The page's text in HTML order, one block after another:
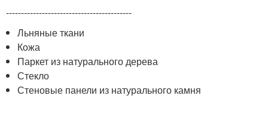
------------------------------------------
Льняные ткани
Кожа
Паркет из натурального дерева
Стекло
Стеновые панели из натурального камня